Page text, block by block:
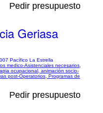
Pedir presupuesto
Geriasa
Pacífico La Estrella
medico-Asistenciales necesarios,
ocupacional, animación socio-
post-Operatorios, Programas de
Pedir presupuesto